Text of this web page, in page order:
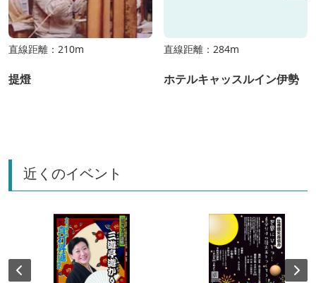
直線距離：210m
提燈
直線距離：284m
ホテルキャッスルイン伊勢
近くのイベント